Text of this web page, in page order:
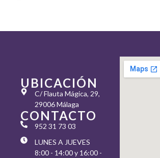
UBICACIÓN
C/ Flauta Mágica, 29,
29006 Málaga
CONTACTO
952 31 73 03
LUNES A JUEVES
8:00 - 14:00 y 16:00 -